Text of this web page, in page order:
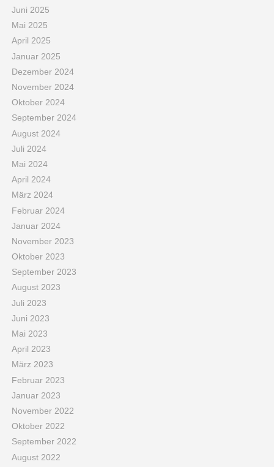
Juni 2025
Mai 2025
April 2025
Januar 2025
Dezember 2024
November 2024
Oktober 2024
September 2024
August 2024
Juli 2024
Mai 2024
April 2024
März 2024
Februar 2024
Januar 2024
November 2023
Oktober 2023
September 2023
August 2023
Juli 2023
Juni 2023
Mai 2023
April 2023
März 2023
Februar 2023
Januar 2023
November 2022
Oktober 2022
September 2022
August 2022